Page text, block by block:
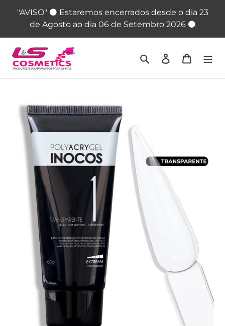
Conteúdo
"AVISO" ⚫ Estaremos encerrados desde o dia 23
de Agosto ao dia 06 de Setembro 2026 ⚫
PesquisarIniciar sessão
Carrinho